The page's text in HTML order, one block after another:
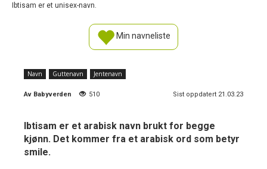
Ibtisam er et unisex-navn.
Min navneliste
Navn Guttenavn Jentenavn
Av Babyverden 510 Sist oppdatert 21.03.23
Ibtisam er et arabisk navn brukt for begge
kjønn. Det kommer fra et arabisk ord som betyr
smile.